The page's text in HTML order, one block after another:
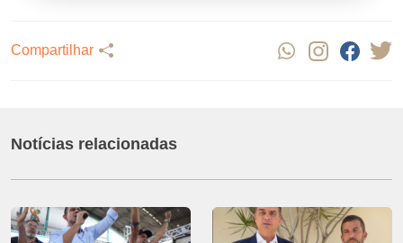
Compartilhar
Notícias relacionadas